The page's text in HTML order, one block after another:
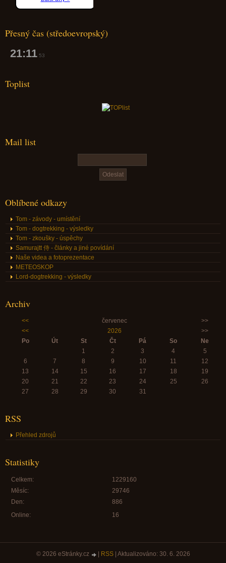
Přesný čas (středoevropský)
21:11 54
Toplist
Mail list
Oblíbené odkazy
Tom - závody - umístění
Tom - dogtrekking - výsledky
Tom - zkoušky - úspěchy
Samurajtt 侍 - články a jiné povídání
Naše videa a fotoprezentace
METEOSKOP
Lord-dogtrekking - výsledky
Archiv
<< červenec
>>
<<
2026
>>
Po
Út St Čt Pá So
Ne
1
2 3 4
5
6
7 8 9 10 11
12
13
14 15 16 17 18
19
20
21 22 23 24 25
26
27
28 29 30 31
RSS
Přehled zdrojů
Statistiky
Online: 16
Celkem:
1229160
Měsíc:
29746
Den:
886
© 2026 eStránky.cz | RSS| Aktualizováno: 30. 6. 2026